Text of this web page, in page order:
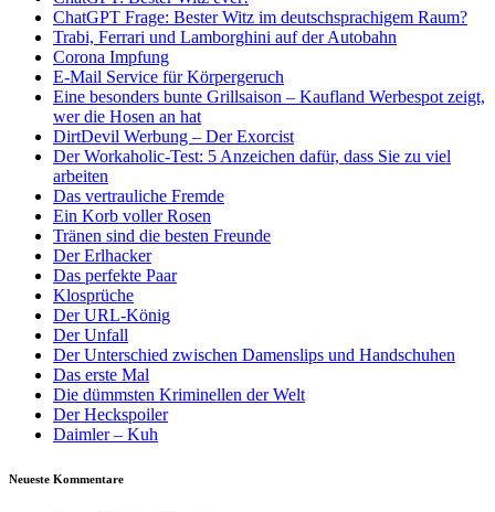
ChatGPT Frage: Bester Witz im deutschsprachigem Raum?
Trabi, Ferrari und Lamborghini auf der Autobahn
Corona Impfung
E-Mail Service für Körpergeruch
Eine besonders bunte Grillsaison – Kaufland Werbespot zeigt,
wer die Hosen an hat
DirtDevil Werbung – Der Exorcist
Der Workaholic-Test: 5 Anzeichen dafür, dass Sie zu viel
arbeiten
Das vertrauliche Fremde
Ein Korb voller Rosen
Tränen sind die besten Freunde
Der Erlhacker
Das perfekte Paar
Klosprüche
Der URL-König
Der Unfall
Der Unterschied zwischen Damenslips und Handschuhen
Das erste Mal
Die dümmsten Kriminellen der Welt
Der Heckspoiler
Daimler – Kuh
Neueste Kommentare